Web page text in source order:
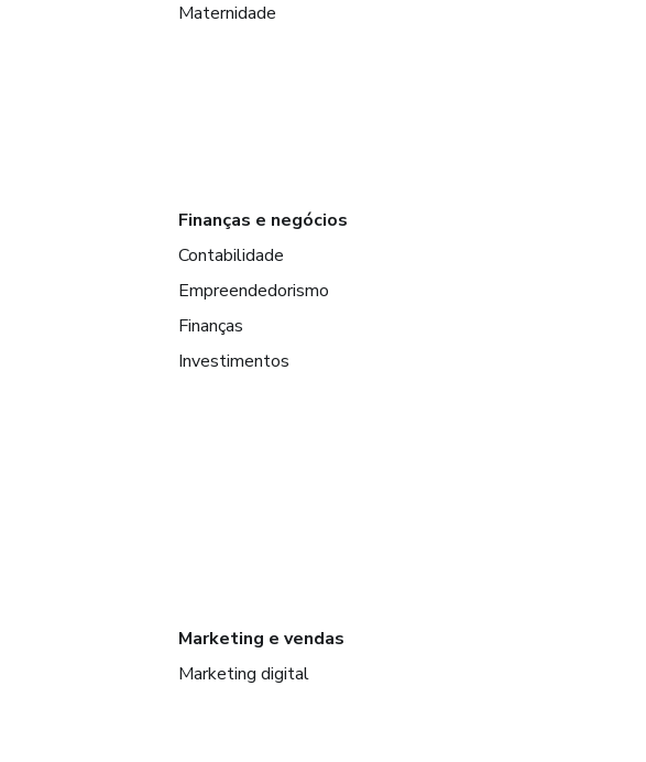
Maternidade
Finanças e negócios
Contabilidade
Empreendedorismo
Finanças
Investimentos
Marketing e vendas
Marketing digital